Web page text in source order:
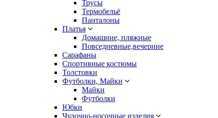
Трусы
Термобельё
Панталоны
Платья
Домашние, пляжные
Повседневные,вечерние
Сарафаны
Спортивные костюмы
Толстовки
Футболки, Майки
Майки
Футболки
Юбки
Чулочно-носочные изделия